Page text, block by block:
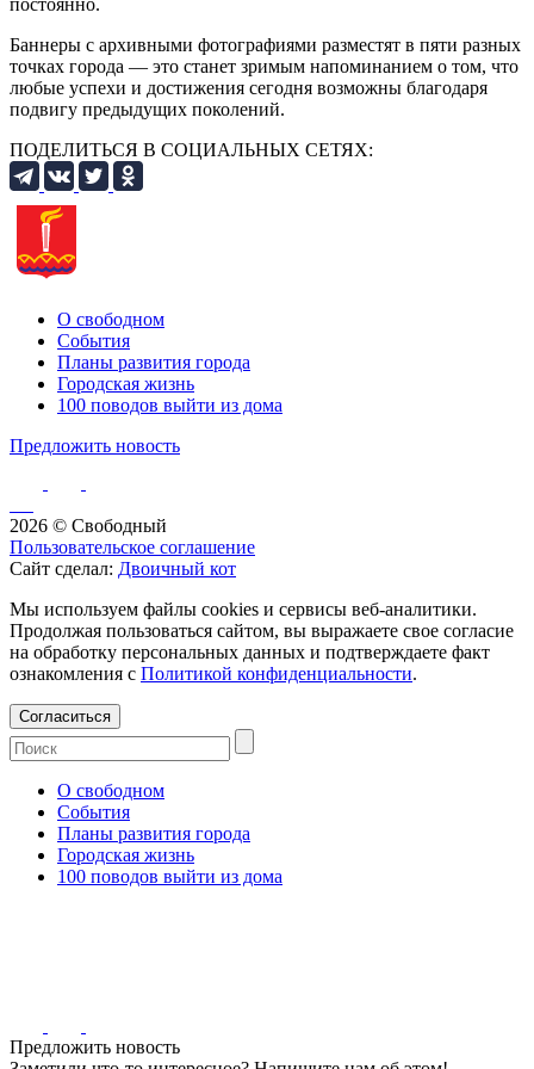
Баннеры с архивными фотографиями разместят в пяти разных
точках города — это станет зримым напоминанием о том, что
любые успехи и достижения сегодня возможны благодаря
подвигу предыдущих поколений.
ПОДЕЛИТЬСЯ В СОЦИАЛЬНЫХ СЕТЯХ:
О свободном
События
Планы развития города
Городская жизнь
100 поводов выйти из дома
Предложить новость
2026 © Свободный
Пользовательское соглашение
Сайт сделал: Двоичный кот
Мы используем файлы cookies и сервисы веб-аналитики.
Продолжая пользоваться сайтом, вы выражаете свое согласие
на обработку персональных данных и подтверждаете факт
ознакомления с Политикой конфиденциальности.
Согласиться
О свободном
События
Планы развития города
Городская жизнь
100 поводов выйти из дома
Предложить новость